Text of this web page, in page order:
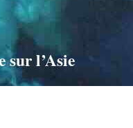
sur l’Asie